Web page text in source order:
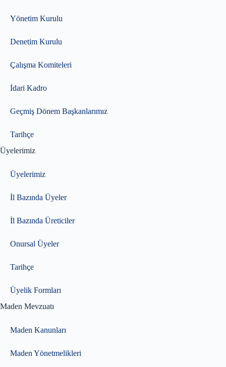
Yönetim Kurulu
Denetim Kurulu
Çalışma Komiteleri
İdari Kadro
Geçmiş Dönem Başkanlarımız
Tarihçe
Üyelerimiz
Üyelerimiz
İl Bazında Üyeler
İl Bazında Üreticiler
Onursal Üyeler
Tarihçe
Üyelik Formları
Maden Mevzuatı
Maden Kanunları
Maden Yönetmelikleri